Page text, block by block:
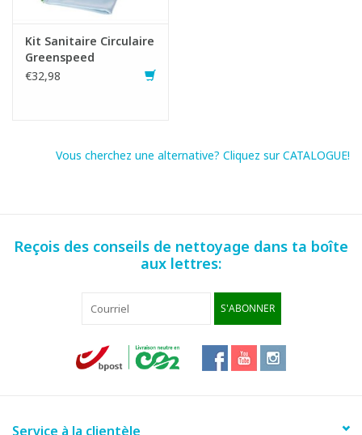
Sols en caoutchouc
Pavés céramiques
Chapes, sols en époxy, sols en PU et sols composites à base
l'utilisation de la technologie microfibres.
H318 Eye Dam. 1: Provoque de graves lésions des yeux.
Kit Sanitaire Circulaire
Greenspeed
€32,98
Vous cherchez une alternative? Cliquez sur CATALOGUE!
Reçois des conseils de nettoyage dans ta boîte
aux lettres:
S'ABONNER
Service à la clientèle